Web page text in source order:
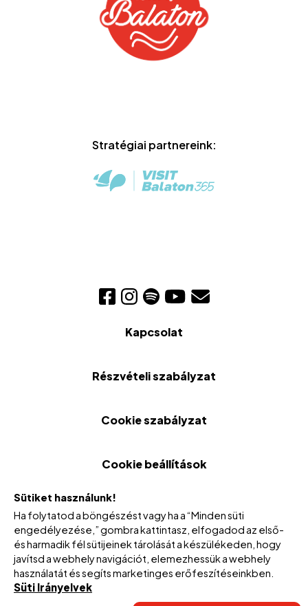
Stratégiai partnereink:
Kapcsolat
Részvételi szabályzat
Cookie szabályzat
Cookie beállítások
Sütiket használunk!
Ha folytatod a böngészést vagy ha a “Minden süti
engedélyezése,” gombra kattintasz, elfogadod az első-
és harmadik fél sütijeinek tárolását a készülékeden, hogy
javítsd a webhely navigációt, elemezhessük a webhely
használatát és segíts marketinges erőfeszítéseinkben.
Süti Irányelvek